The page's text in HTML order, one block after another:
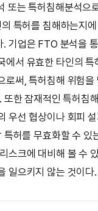
또는 특허침해분석으
특허를 침해하는지
. 기업은 FTO 분석을
에서 유효한 타인의 특
로써, 특허침해 위험을
또한 잠재적인 특허침
우선 협상이나 회피
특허를 무효화할 수 있
스크에 대비해 볼 수
일으키지 않는 것이다.